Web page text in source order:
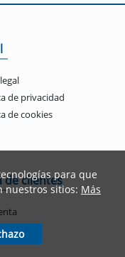
de privacidad
de cookies
de clientespara que
nuestros sitios: Más